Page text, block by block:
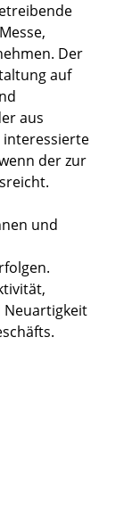
Der
auf
aus
der zur
und
Neuartigkeit